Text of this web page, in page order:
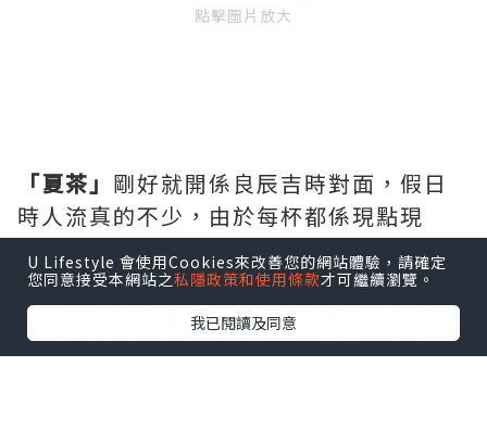
點擊圖片放大
「夏茶」 剛好就開係良辰吉時對面，假日
時人流真的不少，由於每杯都係現點現
打，等候時間會較長。夏茶既飲品，小妹
真係見佢落左唔少水果去打成，確保真材
實料！如果遇著當日某款水果靚的話更會
推出是日限定呢，今期最當造一定係蜜
U Lifestyle 會使用Cookies來改善您的網站體驗，請確定
您同意接受本網站之私隱政策和使用條款才可繼續瀏覽。
我已閱讀及同意